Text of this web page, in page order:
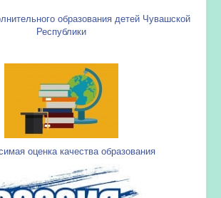
образования детей Чувашской
Республики
оценка качества образования